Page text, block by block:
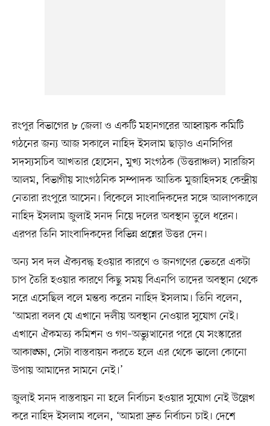
রংপুর বিভাগের ৮ জেলা ও একটি মহানগরের আহ্বায়ক কমিটি
গঠনের জন্য আজ সকালে নাহিদ ইসলাম ছাড়াও এনসিপির
সদস্যসচিব আখতার হোসেন, মুখ্য সংগঠক (উত্তরাঞ্চল) সারজিস
আলম, বিভাগীয় সাংগঠনিক সম্পাদক আতিক মুজাহিদসহ কেন্দ্রীয়
নেতারা রংপুরে আসেন। বিকেলে সাংবাদিকদের সঙ্গে আলাপকালে
নাহিদ ইসলাম জুলাই সনদ নিয়ে দলের অবস্থান তুলে ধরেন।
এরপর তিনি সাংবাদিকদের বিভিন্ন প্রশ্নের উত্তর দেন।
অন্য সব দল ঐক্যবদ্ধ হওয়ার কারণে ও জনগণের ভেতরে একটা
চাপ তৈরি হওয়ার কারণে কিছু সময় বিএনপি তাদের অবস্থান থেকে
সরে এসেছিল বলে মন্তব্য করেন নাহিদ ইসলাম। তিনি বলেন,
‘আমরা বলব যে এখানে দলীয় অবস্থান নেওয়ার সুযোগ নেই।
এখানে ঐকমত্য কমিশন ও গণ–অভ্যুত্থানের পরে যে সংস্কারের
আকাঙ্ক্ষা, সেটা বাস্তবায়ন করতে হলে এর থেকে ভালো কোনো
উপায় আমাদের সামনে নেই।’
জুলাই সনদ বাস্তবায়ন না হলে নির্বাচন হওয়ার সুযোগ নেই উল্লেখ
করে নাহিদ ইসলাম বলেন, ‘আমরা দ্রুত নির্বাচন চাই। দেশে